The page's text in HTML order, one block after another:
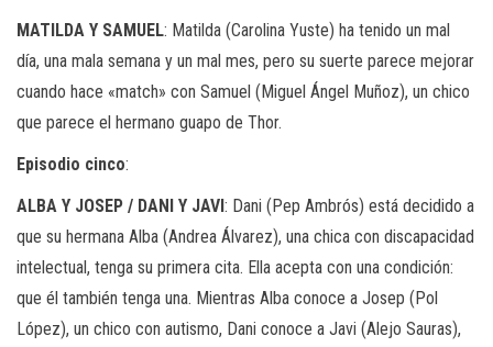
MATILDA Y SAMUEL: Matilda (Carolina Yuste) ha tenido un mal
día, una mala semana y un mal mes, pero su suerte parece mejorar
cuando hace «match» con Samuel (Miguel Ángel Muñoz), un chico
que parece el hermano guapo de Thor.
Episodio cinco:
ALBA Y JOSEP / DANI Y JAVI: Dani (Pep Ambrós) está decidido a
que su hermana Alba (Andrea Álvarez), una chica con discapacidad
intelectual, tenga su primera cita. Ella acepta con una condición:
que él también tenga una. Mientras Alba conoce a Josep (Pol
López), un chico con autismo, Dani conoce a Javi (Alejo Sauras),